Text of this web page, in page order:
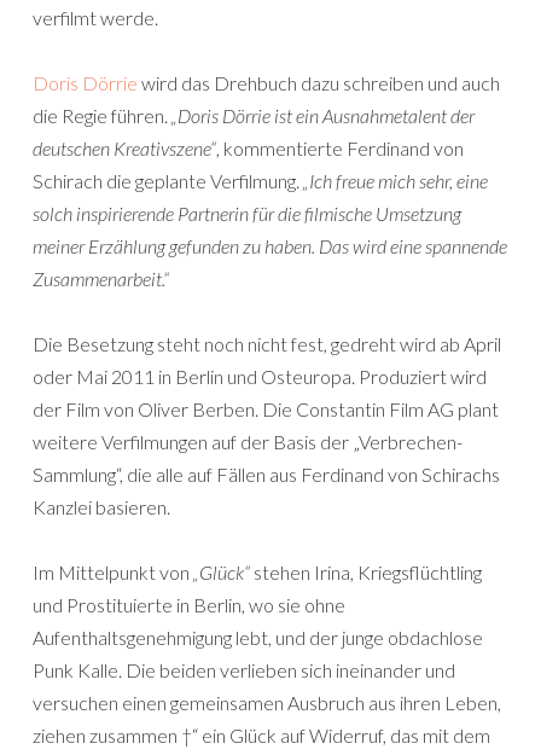
verfilmt werde.
Doris Dörrie wird das Drehbuch dazu schreiben und auch
die Regie führen. „Doris Dörrie ist ein Ausnahmetalent der
deutschen Kreativszene“, kommentierte Ferdinand von
Schirach die geplante Verfilmung. „Ich freue mich sehr, eine
solch inspirierende Partnerin für die filmische Umsetzung
meiner Erzählung gefunden zu haben. Das wird eine spannende
Zusammenarbeit.“
Die Besetzung steht noch nicht fest, gedreht wird ab April
oder Mai 2011 in Berlin und Osteuropa. Produziert wird
der Film von Oliver Berben. Die Constantin Film AG plant
weitere Verfilmungen auf der Basis der „Verbrechen-
Sammlung“, die alle auf Fällen aus Ferdinand von Schirachs
Kanzlei basieren.
Im Mittelpunkt von „Glück“ stehen Irina, Kriegsflüchtling
und Prostituierte in Berlin, wo sie ohne
Aufenthaltsgenehmigung lebt, und der junge obdachlose
Punk Kalle. Die beiden verlieben sich ineinander und
versuchen einen gemeinsamen Ausbruch aus ihren Leben,
ziehen zusammen †“ ein Glück auf Widerruf, das mit dem